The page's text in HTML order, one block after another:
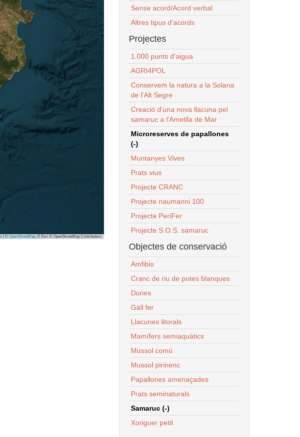
© OpenStreetMap, © Esri © OpenStreetMap Contributors
Sense acord/Acord verbal
Altres tipus d'acords
Projectes
1.000 punts d'aigua
AGRI4POL
Conservem la natura a la Solana
de l'Alt Segre
Creació d'una nova llacuna pel
samaruc a l'Ametlla de Mar
Microreserves de papallones
(-)
Muntanyes Vives
Prats vius
Projecte CRANC
Projecte naumanni 100
Projecte PeriFer
Projecte S.O.S. samaruc
Objectes de conservació
Amfibis
Cranc de riu de potes blanques
Dunes
Gall fer
Llacunes litorals
Mamífers semiaquàtics
Mussol comú
Mussol pirinenc
Papallones amenaçades
Prats seminaturals
Samaruc (-)
Xoriguer petit